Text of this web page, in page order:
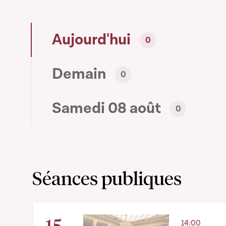
Aujourd'hui 0
Demain 0
Samedi 08 août 0
Séances publiques
14:00